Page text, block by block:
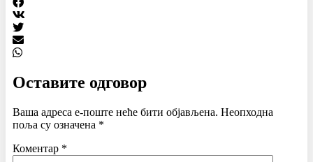
Оставите одговор
Ваша адреса е-поште неће бити објављена. Неопходна
поља су означена *
Коментар *